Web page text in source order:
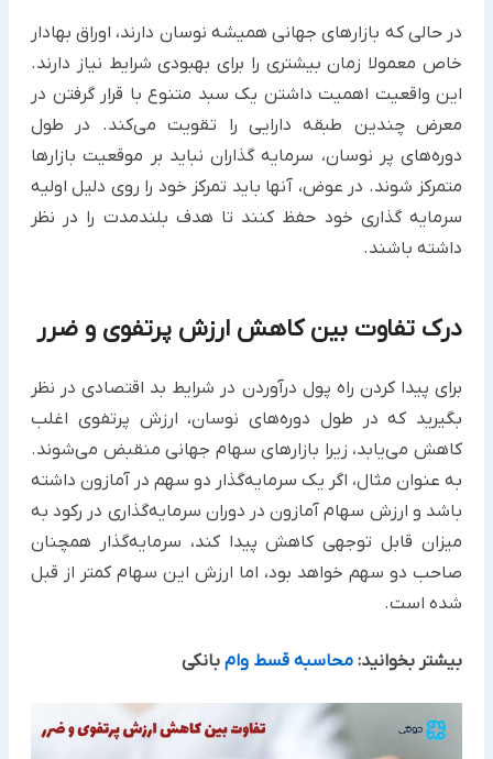
در حالی که بازارهای جهانی همیشه نوسان دارند، اوراق بهادار
خاص معمولا زمان بیشتری را برای بهبودی شرایط نیاز دارند.
این واقعیت اهمیت داشتن یک سبد متنوع با قرار گرفتن در
معرض چندین طبقه دارایی را تقویت می‌کند. در طول
دوره‌های پر نوسان، سرمایه گذاران نباید بر موقعیت بازارها
متمرکز شوند. در عوض، آنها باید تمرکز خود را روی دلیل اولیه
سرمایه گذاری خود حفظ کنند تا هدف بلندمدت را در نظر
داشته باشند.
درک تفاوت بین کاهش ارزش پرتفوی و ضرر
برای پیدا کردن راه پول درآوردن در شرایط بد اقتصادی در نظر
بگیرید که در طول دوره‌های نوسان، ارزش پرتفوی اغلب
کاهش می‌یابد، زیرا بازارهای سهام جهانی منقبض می‌شوند.
به عنوان مثال، اگر یک سرمایه‌گذار دو سهم در آمازون داشته
باشد و ارزش سهام آمازون در دوران سرمایه‌گذاری در رکود به
میزان قابل توجهی کاهش پیدا کند، سرمایه‌گذار همچنان
صاحب دو سهم خواهد بود، اما ارزش این سهام کمتر از قبل
شده است.
بیشتر بخوانید: محاسبه قسط وام بانکی